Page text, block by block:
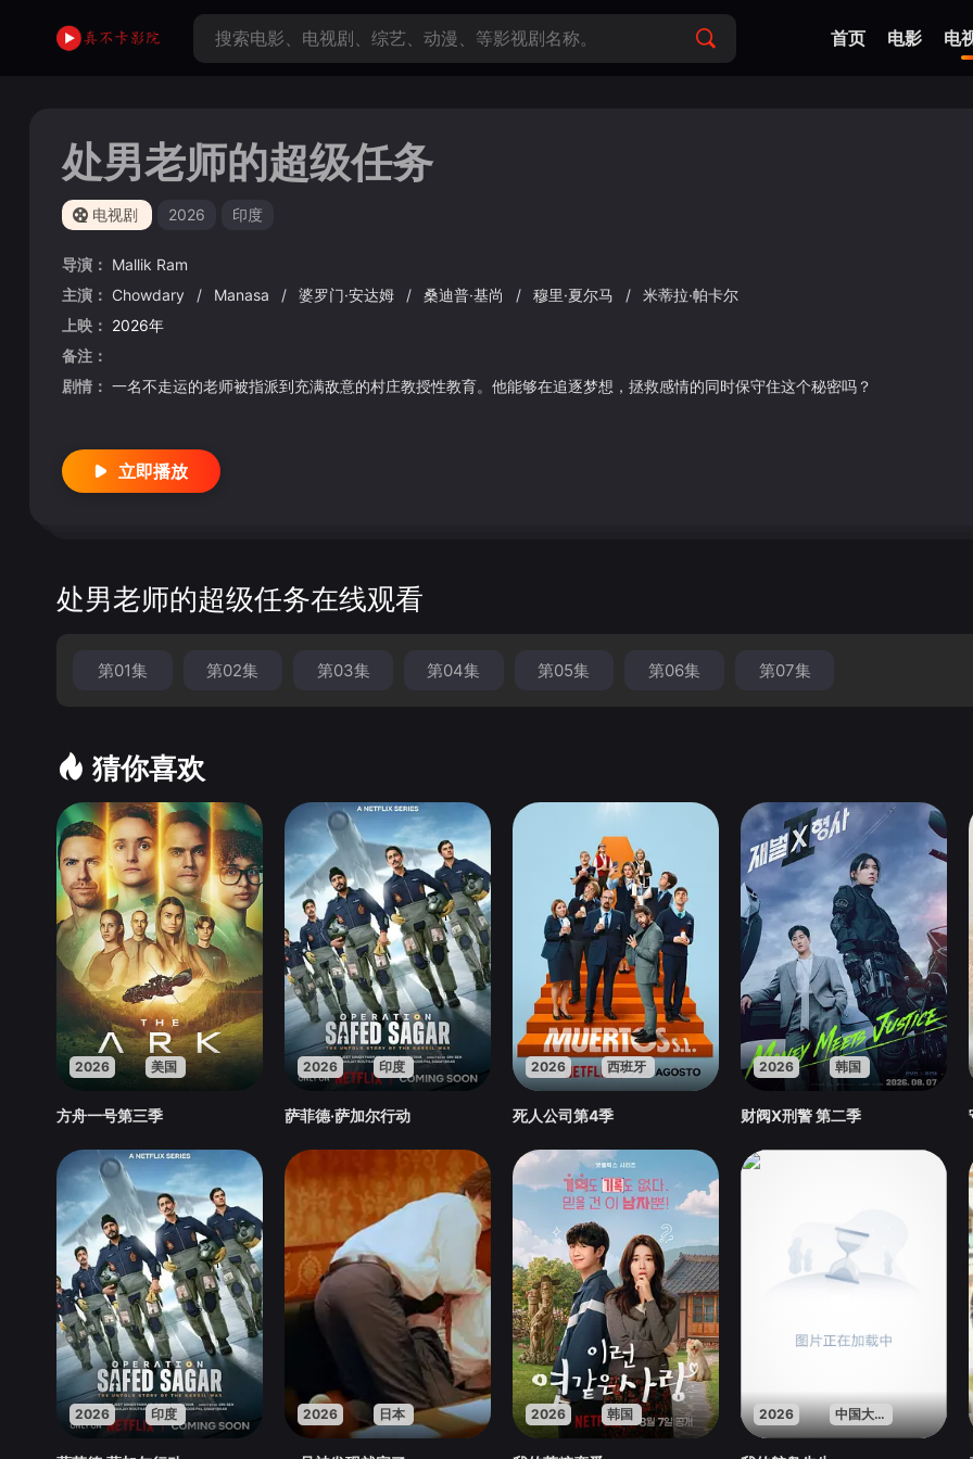
首页 电影 电
处男老师的超级任务
电视剧 2026 印度
导演： Mallik Ram
主演： Chowdary / Manasa / 婆罗门·安达姆 / 桑迪普·基尚 / 穆里·夏尔马 /
米蒂拉·帕卡尔
上映： 2026年
备注：
剧情： 一名不走运的老师被指派到充满敌意的村庄教授性教育。他能够在追逐梦想，拯救感情的同时保守住这个秘密吗？
立即播放
处男老师的超级任务在线观看
第01集 第02集 第03集 第04集 第05集 第06集 第07集
猜你喜欢
2026 美国
方舟一号第三季
2026 印度
萨菲德·萨加尔行动
2026 西班牙
死人公司第4季
2026 韩国
财阀X刑警 第二季
2026 印度 2026 日本 2026 韩国 2026 中国大陆